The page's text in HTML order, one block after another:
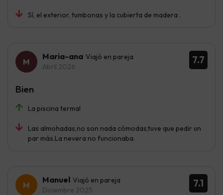
Sí, el exterior, tumbonas y la cubierta de madera .
7.7
Maria-ana Viajó en pareja
Abril 2026
La piscina termal
Las almohadas,no son nada cómodas,tuve que pedir un
par más.La nevera no funcionaba.
Bien
7.1
Manuel Viajó en pareja
Diciembre 2025